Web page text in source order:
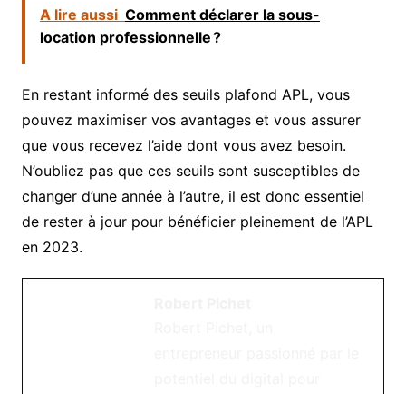
A lire aussi Comment déclarer la sous-
location professionnelle ?
En restant informé des seuils plafond APL, vous
pouvez maximiser vos avantages et vous assurer
que vous recevez l’aide dont vous avez besoin.
N’oubliez pas que ces seuils sont susceptibles de
changer d’une année à l’autre, il est donc essentiel
de rester à jour pour bénéficier pleinement de l’APL
en 2023.